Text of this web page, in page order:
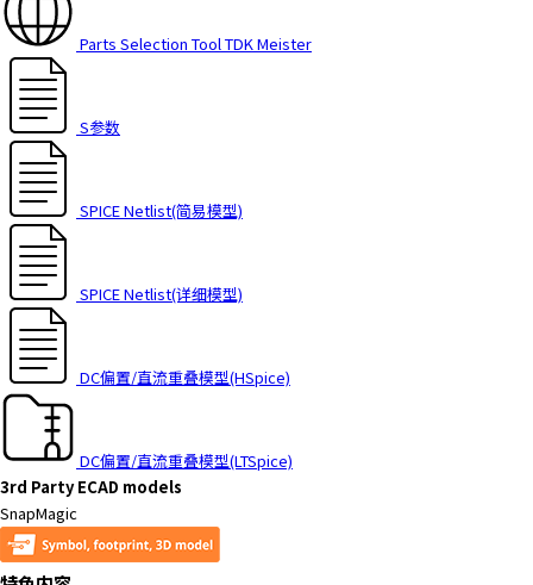
Parts Selection Tool TDK Meister
S参数
SPICE Netlist(简易模型)
SPICE Netlist(详细模型)
DC偏置/直流重叠模型(HSpice)
DC偏置/直流重叠模型(LTSpice)
3rd Party ECAD models
SnapMagic